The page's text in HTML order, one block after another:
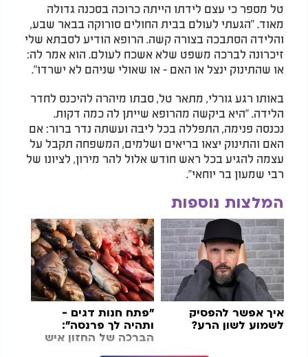
טל מספר כי עצם לידתו הייתה כרוכה בסכנה גדולה
מאוד. "הגעתי לעולם בבית החולים סורוקה בבאר שבע,
והלידה הסתבכה בצורה קשה. הרופא הודיע לסבתא שלי
זיכרונה לברכה משפט שלא אשכח לעולם. הוא אמר לה:
או שהתינוק ינצל או האם - או שאולי שניהם לא ישרדו."
באותו רגע גורלי, מתאר טל, סבתו מיהרה להיכנס לחדר
הלידה. "היא ביקשה מהרופא שייתן לה כמה דקות.
נכנסה פנימה, התפללה בכל ליבה ועשתה נדר ברור: אם
האם והתינוק יצאו בריאים ושלמים, המשפחה תקבל על
עצמה להגיע בכל ראש חודש אלול להר מירון, לציונו של
רבי שמעון בר יוחאי."
המלצות נוספות
איך אפשר להפסיק
לשמוע לשון הרע?
"פתח חנות דגים -
ותהיה לך פרנסה":
הברכה של החזון איש